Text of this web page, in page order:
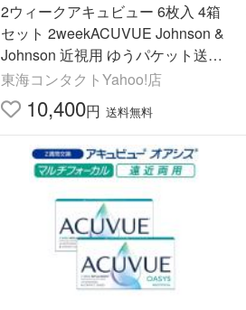
2ウィークアキュビュー 6枚入 4箱
セット 2weekACUVUE Johnson &
Johnson 近視用 ゆうパケット送料
無料
東海コンタクトYahoo!店
10,400円 送料無料